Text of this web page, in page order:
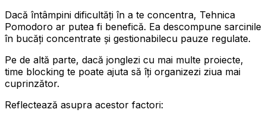
Dacă întâmpini dificultăți în a te concentra, Tehnica
Pomodoro ar putea fi benefică. Ea descompune sarcinile
în bucăți concentrate și gestionabilecu pauze regulate.
Pe de altă parte, dacă jonglezi cu mai multe proiecte,
time blocking te poate ajuta să îți organizezi ziua mai
cuprinzător.
Reflectează asupra acestor factori: